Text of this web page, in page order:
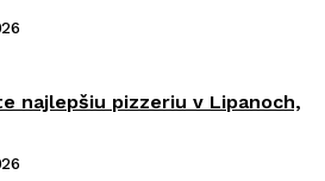
najlepšiu pizzeriu v Lipanoch,